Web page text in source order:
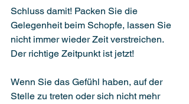
Schluss damit! Packen Sie die
Gelegenheit beim Schopfe, lassen Sie
nicht immer wieder Zeit verstreichen.
Der richtige Zeitpunkt ist jetzt!
Wenn Sie das Gefühl haben, auf der
Stelle zu treten oder sich nicht mehr